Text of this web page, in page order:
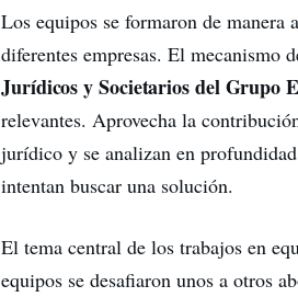
Los equipos se formaron de manera
diferentes empresas. El mecanismo
Jurídicos y Societarios del Grupo
relevantes. Aprovecha la
jurídico y se analizan en
intentan buscar una solución.
El tema central de los trabajos en
equipos se desafiaron unos a otros